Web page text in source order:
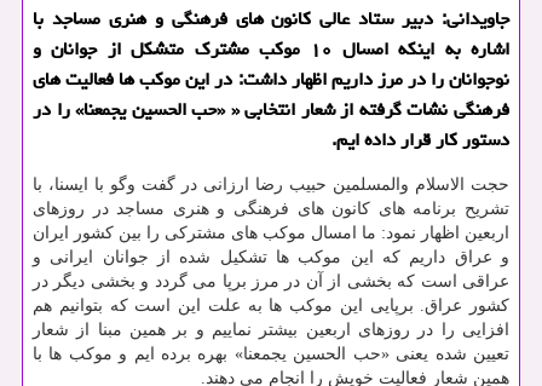
جاویدانی: دبیر ستاد عالی كانون های فرهنگی و هنری مساجد با
اشاره به اینكه امسال ۱۰ موكب مشترك متشكل از جوانان و
نوجوانان را در مرز داریم اظهار داشت: در این موكب ها فعالیت های
فرهنگی نشات گرفته از شعار انتخابی « «حب الحسین یجمعنا» را در
دستور كار قرار داده ایم.
حجت الاسلام والمسلمین حبیب رضا ارزانی در گفت وگو با ایسنا، با
تشریح برنامه های كانون های فرهنگی و هنری مساجد در روزهای
اربعین اظهار نمود: ما امسال موكب های مشتركی را بین كشور ایران
و عراق داریم كه این موكب ها تشكیل شده از جوانان ایرانی و
عراقی است كه بخشی از آن در مرز برپا می گردد و بخشی دیگر در
كشور عراق. برپایی این موكب ها به علت این است كه بتوانیم هم
افزایی را در روزهای اربعین بیشتر نماییم و بر همین مبنا از شعار
تعیین شده یعنی «حب الحسین یجمعنا» بهره برده ایم و موكب ها با
همین شعار فعالیت خویش را انجام می دهند.